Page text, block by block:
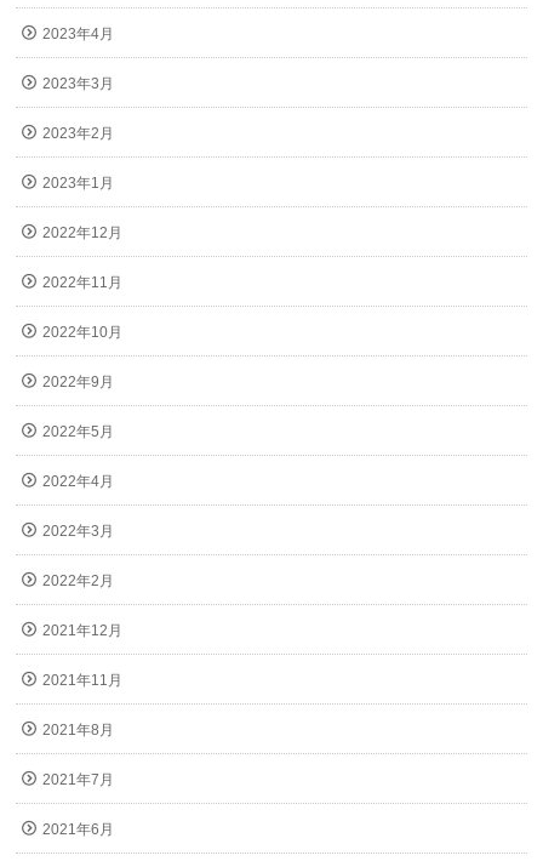
2023年4月
2023年3月
2023年2月
2023年1月
2022年12月
2022年11月
2022年10月
2022年9月
2022年5月
2022年4月
2022年3月
2022年2月
2021年12月
2021年11月
2021年8月
2021年7月
2021年6月